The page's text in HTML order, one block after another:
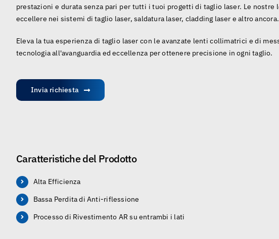
prestazioni e durata senza pari per tutti i tuoi progetti di taglio laser. Le
eccellere nei sistemi di taglio laser, saldatura laser, cladding laser e altro ancora.
Eleva la tua esperienza di taglio laser con le avanzate lenti collimatrici e di
tecnologia all'avanguardia ed eccellenza per ottenere precisione in ogni taglio.
Invia richiesta
Caratteristiche del Prodotto
Alta Efficienza
Bassa Perdita di Anti-riflessione
Processo di Rivestimento AR su entrambi i lati